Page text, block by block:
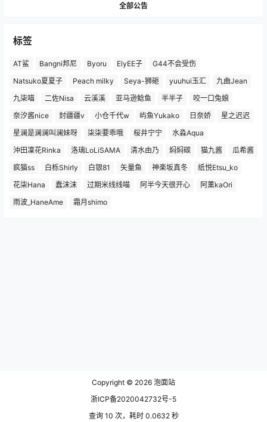
全部公告
标签
AT鲨 Bangni邦尼 Byoru ElyEE子
G44不会受伤
Natsuko夏夏子
Peach milky Seya-狮砸 yuuhui玉汇
九曲Jean
九柒喵
二佐Nisa 云溪溪 亚马逊鲶鱼 半半子
咬一口兔娘
奈汐酱nice
封疆疆v 小仓千代w 屿鱼Yukako 日奈娇
星之迟迟
星澜是澜澜叫澜妹呀
柒柒要乖哦 桜井宁宁
水淼Aqua
沖田凜花Rinka
洛璃LoLiSAMA 清水由乃 焖焖碳 猫九酱
瓜希酱
疯猫ss
白栎Shirly 白银81 矢量鱼 神楽坂真冬
纸悦Etsu_ko
花柒Hana
蠢沫沫 过期米线线喵 阿半今天很开心
阿薰kaOri
雨波_HaneAme
霜月shimo
Copyright © 2026 泡面站
浙ICP备2020042732号-5
查询 10 次，耗时 0.0632 秒